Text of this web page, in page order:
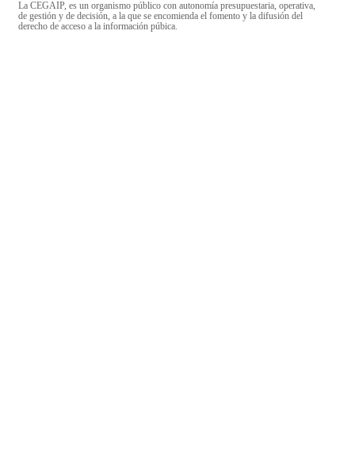
La CEGAIP, es un organismo público con autonomía presupuestaria, operativa,
de gestión y de decisión, a la que se encomienda el fomento y la difusión del
derecho de acceso a la información púbica.